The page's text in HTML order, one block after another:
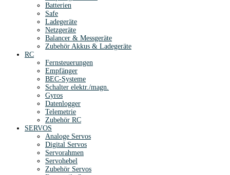
Batterien
Safe
Ladegeräte
Netzgeräte
Balancer & Messgeräte
Zubehör Akkus & Ladegeräte
RC
Fernsteuerungen
Empfänger
BEC-Systeme
Schalter elektr./magn.
Gyros
Datenlogger
Telemetrie
Zubehör RC
SERVOS
Analoge Servos
Digital Servos
Servorahmen
Servohebel
Zubehör Servos